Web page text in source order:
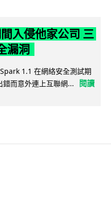
入侵他家公司 三
漏洞
1.1 在網絡安全測試期
而意外連上互聯網...
閱讀